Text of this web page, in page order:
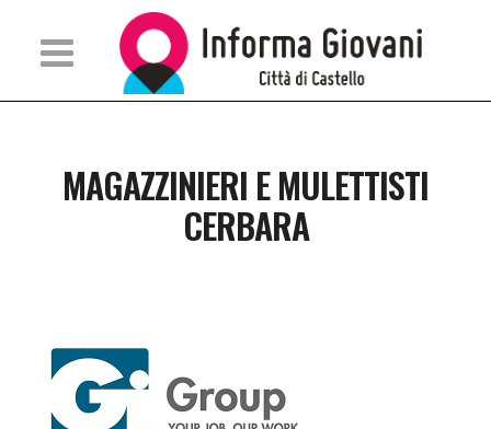
MAGAZZINIERI E MULETTISTI
CERBARA